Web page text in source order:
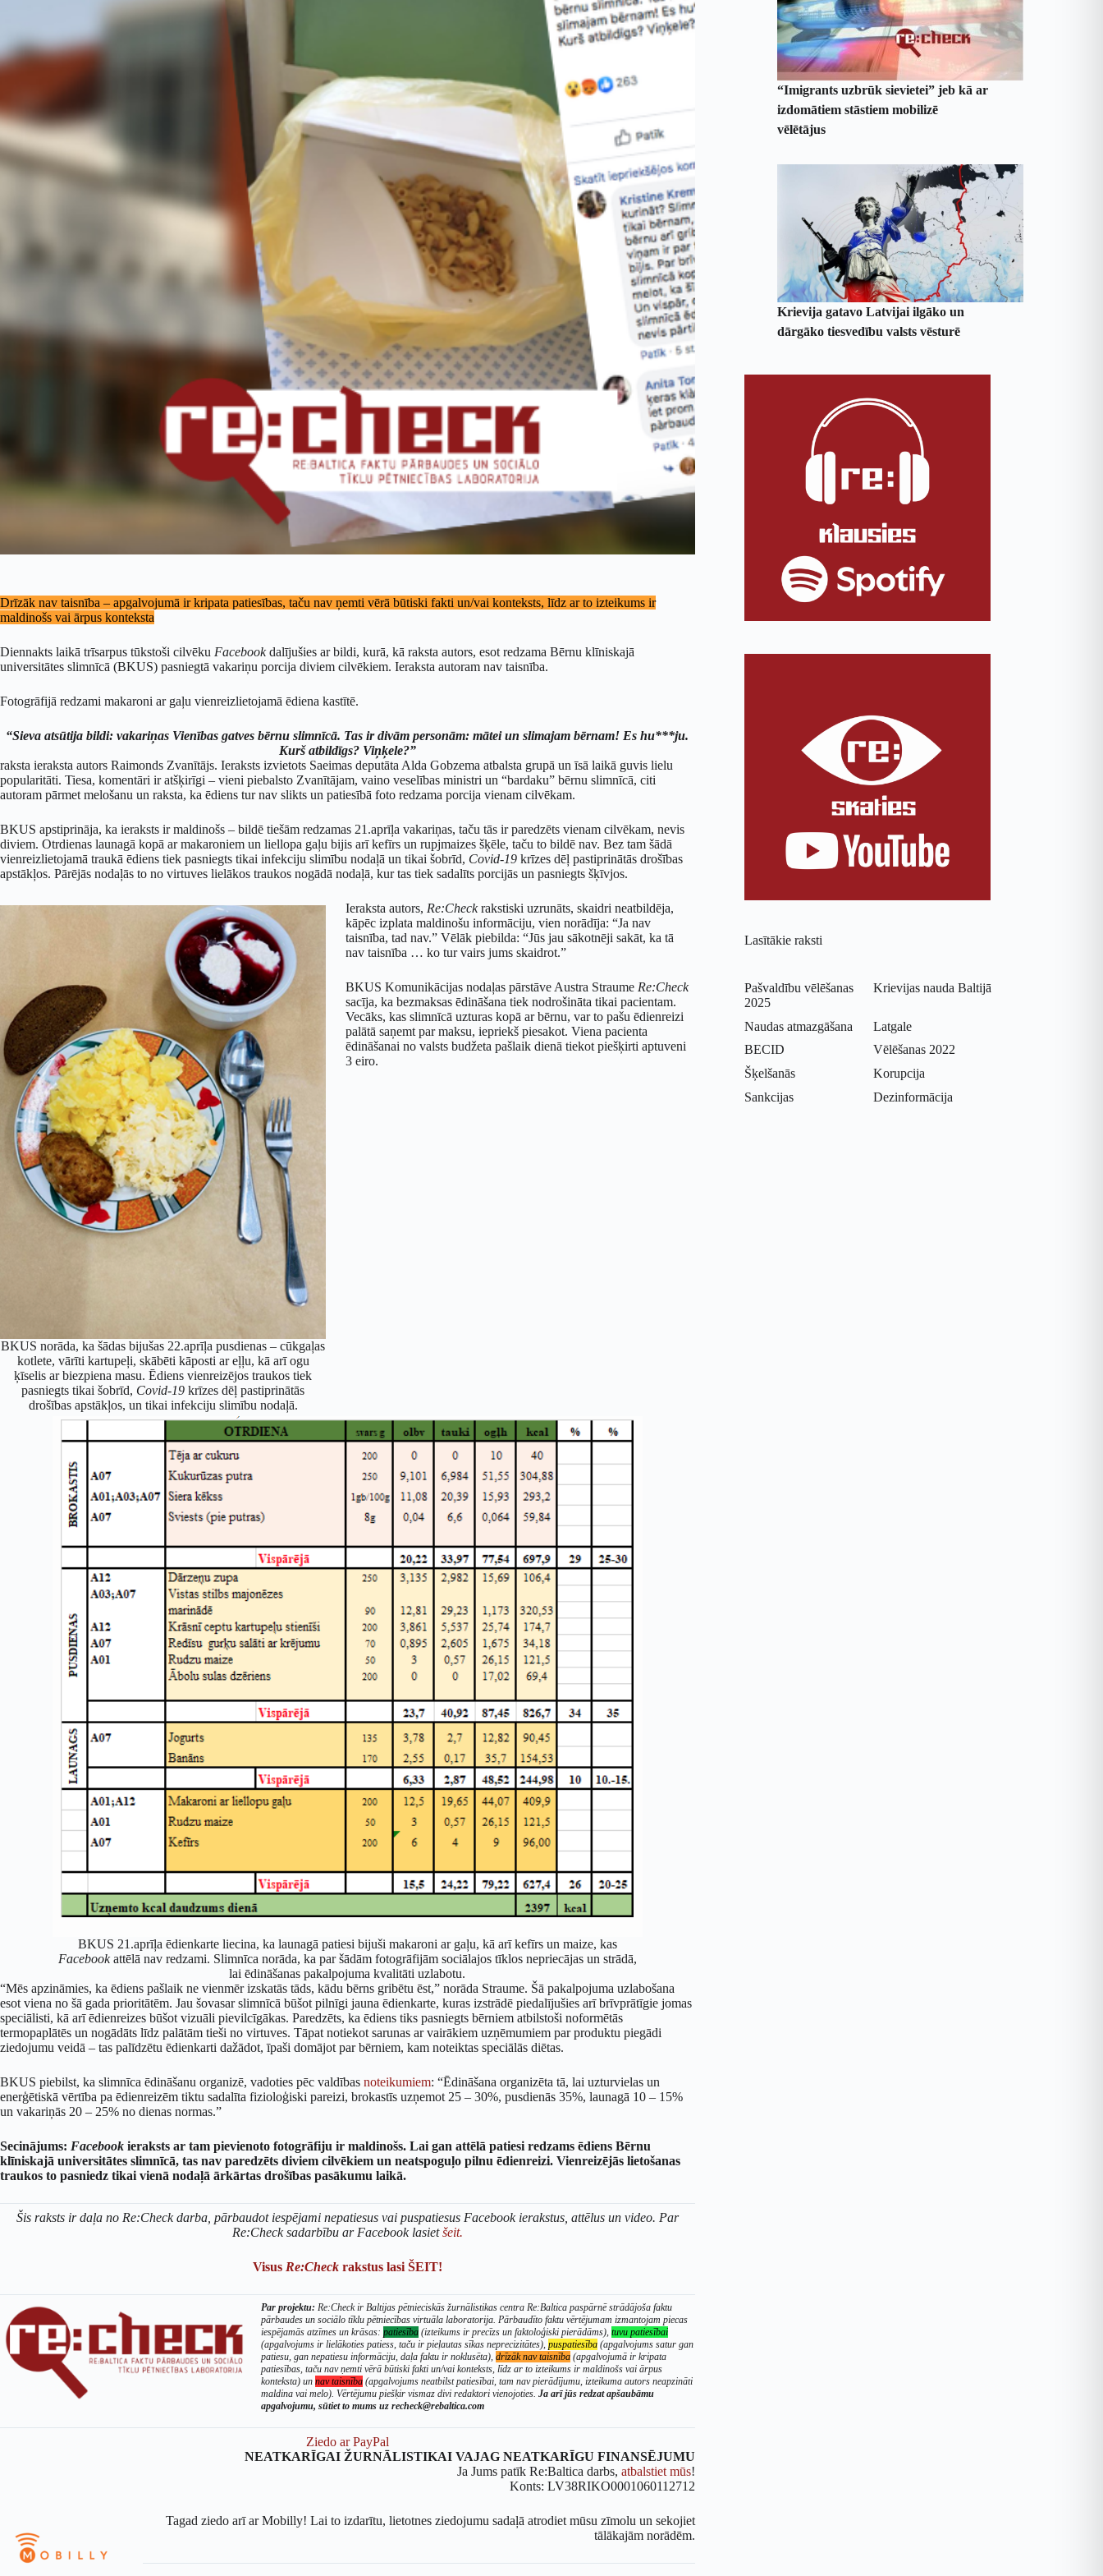
Drīzāk nav taisnība – apgalvojumā ir kripata patiesības, taču nav ņemti vērā būtiski fakti un/vai konteksts, līdz ar to izteikums ir
maldinošs vai ārpus konteksta
Diennakts laikā trīsarpus tūkstoši cilvēku Facebookdalījušies ar bildi, kurā, kā raksta autors, esot redzama Bērnu klīniskajā
universitātes slimnīcā (BKUS) pasniegtā vakariņu porcija diviem cilvēkiem. Ieraksta autoram nav taisnība.
Fotogrāfijā redzami makaroni ar gaļu vienreizlietojamā ēdiena kastītē.
“Sieva atsūtija bildi: vakariņas Vienības gatves bērnu slimnīcā. Tas ir divām personām: mātei un slimajam bērnam! Es hu***ju.
Kurš atbildīgs? Viņķele?”
raksta ieraksta autors Raimonds Zvanītājs. Ieraksts izvietots Saeimas deputāta Alda Gobzema atbalsta grupā un īsā laikā guvis lielu
popularitāti. Tiesa, komentāri ir atšķirīgi – vieni piebalsto Zvanītājam, vaino veselības ministri un “bardaku” bērnu slimnīcā, citi
autoram pārmet melošanu un raksta, ka ēdiens tur nav slikts un patiesībā foto redzama porcija vienam cilvēkam.
BKUS apstiprināja, ka ieraksts ir maldinošs – bildē tiešām redzamas 21.aprīļa vakariņas, taču tās ir paredzēts vienam cilvēkam, nevis
diviem. Otrdienas launagā kopā ar makaroniem un liellopa gaļu bijis arī kefīrs un rupjmaizes šķēle, taču to bildē nav. Bez tam šādā
vienreizlietojamā traukā ēdiens tiek pasniegts tikai infekciju slimību nodaļā un tikai šobrīd, Covid-19 krīzes dēļ pastiprinātās drošības
apstākļos. Pārējās nodaļās to no virtuves lielākos traukos nogādā nodaļā, kur tas tiek sadalīts porcijās un pasniegts šķīvjos.
BKUS norāda, ka šādas bijušas 22.aprīļa pusdienas – cūkgaļas
kotlete, vārīti kartupeļi, skābēti kāposti ar eļļu, kā arī ogu
ķīselis ar biezpiena masu. Ēdiens vienreizējos traukos tiek
pasniegts tikai šobrīd, Covid-19 krīzes dēļ pastiprinātās
drošības apstākļos, un tikai infekciju slimību nodaļā.
Ieraksta autors, Re:Checkrakstiski uzrunāts, skaidri neatbildēja,
kāpēc izplata maldinošu informāciju, vien norādīja: “Ja nav
taisnība, tad nav.” Vēlāk piebilda: “Jūs jau sākotnēji sakāt, ka tā
nav taisnība … ko tur vairs jums skaidrot.”
BKUS Komunikācijas nodaļas pārstāve Austra Straume Re:Check
sacīja, ka bezmaksas ēdināšana tiek nodrošināta tikai pacientam.
Vecāks, kas slimnīcā uzturas kopā ar bērnu, var to pašu ēdienreizi
palātā saņemt par maksu, iepriekš piesakot. Viena pacienta
ēdināšanai no valsts budžeta pašlaik dienā tiekot piešķirti aptuveni
3 eiro.
BKUS 21.aprīļa ēdienkarte liecina, ka launagā patiesi bijuši makaroni ar gaļu, kā arī kefīrs un maize, kas
Facebookattēlā nav redzami. Slimnīca norāda, ka par šādām fotogrāfijām sociālajos tīklos nepriecājas un strādā,
lai ēdināšanas pakalpojuma kvalitāti uzlabotu.
“Mēs apzināmies, ka ēdiens pašlaik ne vienmēr izskatās tāds, kādu bērns gribētu ēst,” norāda Straume. Šā pakalpojuma uzlabošana
esot viena no šā gada prioritātēm. Jau šovasar slimnīcā būšot pilnīgi jauna ēdienkarte, kuras izstrādē piedalījušies arī brīvprātīgie jomas
speciālisti, kā arī ēdienreizes būšot vizuāli pievilcīgākas. Paredzēts, ka ēdiens tiks pasniegts bērniem atbilstoši noformētās
termopaplātēs un nogādāts līdz palātām tieši no virtuves. Tāpat notiekot sarunas ar vairākiem uzņēmumiem par produktu piegādi
ziedojumu veidā – tas palīdzētu ēdienkarti dažādot, īpaši domājot par bērniem, kam noteiktas speciālās diētas.
BKUS piebilst, ka slimnīca ēdināšanu organizē, vadoties pēc valdības noteikumiem: “Ēdināšana organizēta tā, lai uzturvielas un
enerģētiskā vērtība pa ēdienreizēm tiktu sadalīta fizioloģiski pareizi, brokastīs uzņemot 25 – 30%, pusdienās 35%, launagā 10 – 15%
un vakariņās 20 – 25% no dienas normas.”
Secinājums: Facebook ieraksts ar tam pievienoto fotogrāfiju ir maldinošs. Lai gan attēlā patiesi redzams ēdiens Bērnu
klīniskajā universitātes slimnīcā, tas nav paredzēts diviem cilvēkiem un neatspoguļo pilnu ēdienreizi. Vienreizējās lietošanas
traukos to pasniedz tikai vienā nodaļā ārkārtas drošības pasākumu laikā.
Šis raksts ir daļa no Re:Check darba, pārbaudot iespējami nepatiesus vai puspatiesus Facebook ierakstus, attēlus un video. Par
Re:Check sadarbību ar Facebook lasietšeit.
Visus Re:Checkrakstus lasi ŠEIT!
Par projektu: Re:Check ir Baltijas pētnieciskās žurnālistikas centra Re:Baltica paspārnē strādājoša faktu
pārbaudes un sociālo tīklu pētniecības virtuāla laboratorija. Pārbaudīto faktu vērtējumam izmantojam piecas
iespējamās atzīmes un krāsas: patiesība (izteikums ir precīzs un faktoloģiski pierādāms), tuvu patiesībai
(apgalvojums ir lielākoties patiess, taču ir pieļautas sīkas neprecizitātes), puspatiesība (apgalvojums satur gan
patiesu, gan nepatiesu informāciju, daļa faktu ir noklusēta), drīzāk nav taisnība (apgalvojumā ir kripata
patiesības, taču nav ņemti vērā būtiski fakti un/vai konteksts, līdz ar to izteikums ir maldinošs vai ārpus
konteksta) un nav taisnība (apgalvojums neatbilst patiesībai, tam nav pierādījumu, izteikuma autors neapzināti
maldina vai melo). Vērtējumu piešķir vismaz divi redaktori vienojoties. Ja arī jūs redzat apšaubāmu
apgalvojumu, sūtiet to mums uz recheck@rebaltica.com
Ziedo ar PayPal
NEATKARĪGAI ŽURNĀLISTIKAI VAJAG NEATKARĪGU FINANSĒJUMU
Ja Jums patīk Re:Baltica darbs, atbalstiet mūs!
Konts: LV38RIKO0001060112712
Tagad ziedo arī ar Mobilly! Lai to izdarītu, lietotnes ziedojumu sadaļā atrodiet mūsu zīmolu un sekojiet
tālākajām norādēm.
“Imigrants uzbrūk sievietei” jeb kā ar
izdomātiem stāstiem mobilizē
vēlētājus
Krievija gatavo Latvijai ilgāko un
dārgāko tiesvedību valsts vēsturē
Lasītākie raksti
Pašvaldību vēlēšanas
2025
Krievijas nauda Baltijā
Naudas atmazgāšana
Latgale
BECID
Vēlēšanas 2022
Šķelšanās
Korupcija
Sankcijas
Dezinformācija